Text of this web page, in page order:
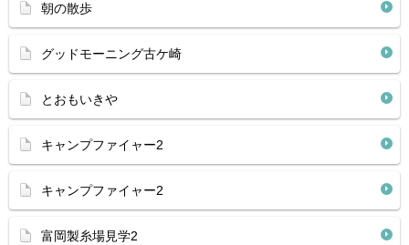
朝の散歩
グッドモーニング古ケ崎
とおもいきや
キャンプファイャー2
キャンプファイャー2
富岡製糸場見学2